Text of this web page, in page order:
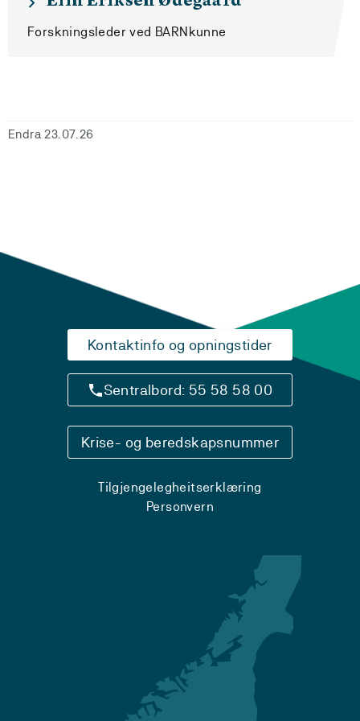
Forskningsleder ved BARNkunne
Endra 23.07.26
Kontaktinfo og opningstider
Sentralbord: 55 58 58 00
Krise- og beredskapsnummer
Tilgjengelegheitserklæring
Personvern